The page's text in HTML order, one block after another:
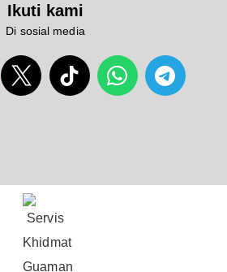
Ikuti kami
Di sosial media